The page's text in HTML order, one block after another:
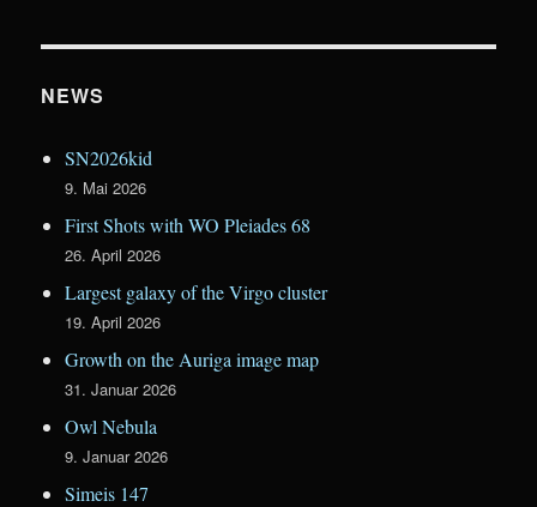
NEWS
SN2026kid
9. Mai 2026
First Shots with WO Pleiades 68
26. April 2026
Largest galaxy of the Virgo cluster
19. April 2026
Growth on the Auriga image map
31. Januar 2026
Owl Nebula
9. Januar 2026
Simeis 147